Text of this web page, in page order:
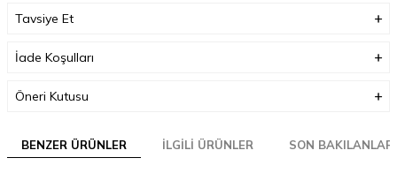
Tavsiye Et
İade Koşulları
Öneri Kutusu
BENZER ÜRÜNLER İLGILI ÜRÜNLER SON BAKILANLAR